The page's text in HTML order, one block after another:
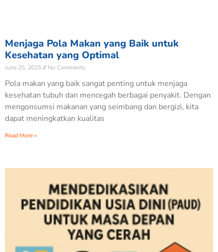
Menjaga Pola Makan yang Baik untuk
Kesehatan yang Optimal
June 25, 2025 No Comments
Pola makan yang baik sangat penting untuk menjaga
kesehatan tubuh dan mencegah berbagai penyakit. Dengan
mengonsumsi makanan yang seimbang dan bergizi, kita
dapat meningkatkan kualitas
Read More »